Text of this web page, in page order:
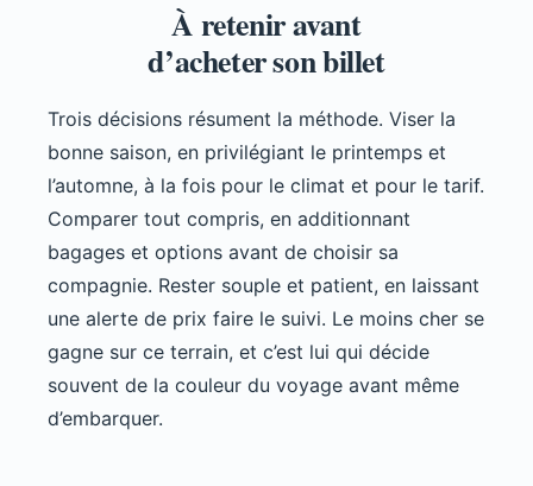
À retenir avant
d’acheter son billet
Trois décisions résument la méthode. Viser la
bonne saison, en privilégiant le printemps et
l’automne, à la fois pour le climat et pour le tarif.
Comparer tout compris, en additionnant
bagages et options avant de choisir sa
compagnie. Rester souple et patient, en laissant
une alerte de prix faire le suivi. Le moins cher se
gagne sur ce terrain, et c’est lui qui décide
souvent de la couleur du voyage avant même
d’embarquer.